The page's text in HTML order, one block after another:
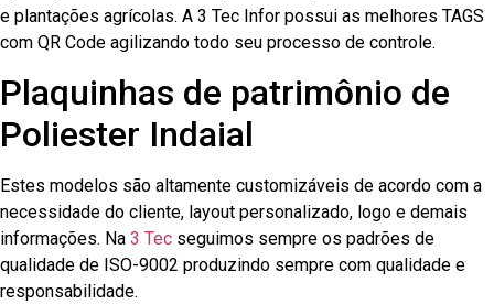
e plantações agrícolas. A 3 Tec Infor possui as melhores TAGS
com QR Code agilizando todo seu processo de controle.
Plaquinhas de patrimônio de
Poliester Indaial
Estes modelos são altamente customizáveis de acordo com a
necessidade do cliente, layout personalizado, logo e demais
informações. Na 3 Tec seguimos sempre os padrões de
qualidade de ISO-9002 produzindo sempre com qualidade e
responsabilidade.